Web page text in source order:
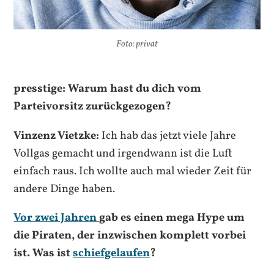
Foto: privat
presstige: Warum hast du dich vom
Parteivorsitz zurückgezogen?
Vinzenz Vietzke: Ich hab das jetzt viele Jahre
Vollgas gemacht und irgendwann ist die Luft
einfach raus. Ich wollte auch mal wieder Zeit für
andere Dinge haben.
Vor zwei Jahrengab es einen mega Hype um
die Piraten, der inzwischen komplett vorbei
ist. Was istschiefgelaufen?